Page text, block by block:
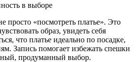
в выборе
просто «посмотреть платье». Это
образ, увидеть себя
что платье идеально по посадке,
Запись помогает избежать спешки
продуманный выбор.